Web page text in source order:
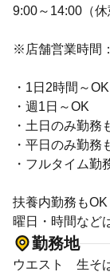
9:00～14:00（休
※店舗営業時間
・1日2時間～OK
・週1日～OK
・土日のみ勤務
・平日のみ勤務
・フルタイム勤
扶養内勤務もOK
曜日・時間など
勤務地
ウエスト 生そ